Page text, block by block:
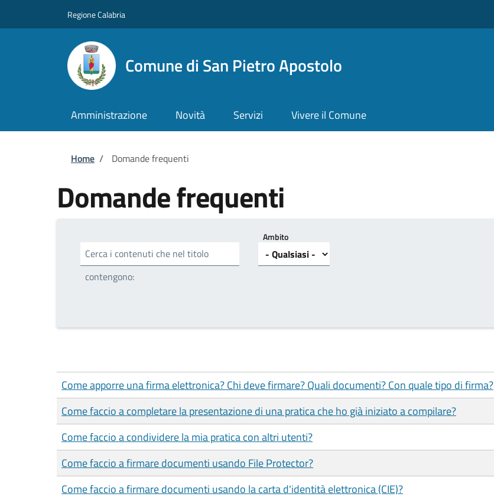
Regione Calabria
Comune di San Pietro Apostolo
Amministrazione Novità Servizi Vivere il Comune
Briciole di pane
Home / Domande frequenti
Domande frequenti
Cerca i contenuti che nel titolo
contengono:
Ambito
Come apporre una firma elettronica? Chi deve firmare? Quali documenti? Con quale tipo di firma?
Come faccio a completare la presentazione di una pratica che ho già iniziato a compilare?
Come faccio a condividere la mia pratica con altri utenti?
Come faccio a firmare documenti usando File Protector?
Come faccio a firmare documenti usando la carta d'identità elettronica (CIE)?